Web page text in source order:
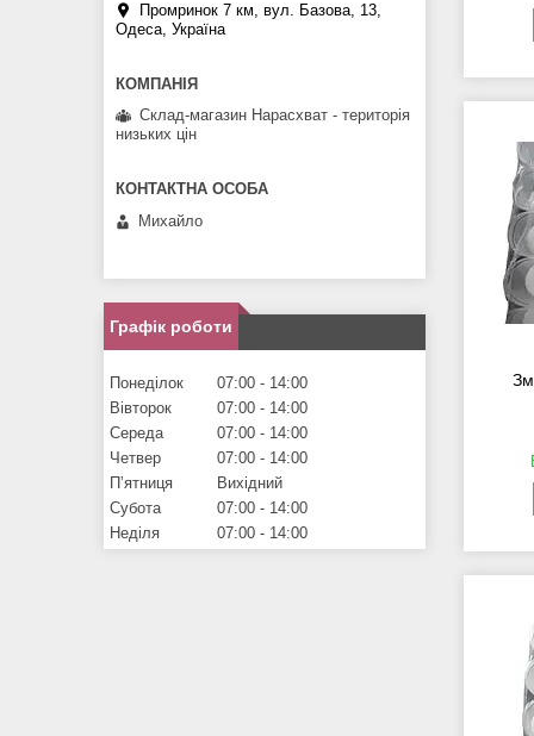
Промринок 7 км, вул. Базова, 13,
Одеса, Україна
Склад-магазин Нарасхват - територія
низьких цін
Михайло
Графік роботи
Понеділок 07:00
14:00
Вівторок
07:00
14:00
Середа
07:00
14:00
Четвер
07:00
14:00
Пʼятниця
Вихідний
Субота
07:00
14:00
Неділя
07:00 14:00